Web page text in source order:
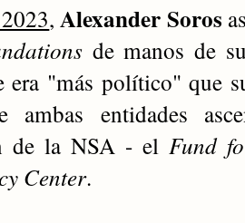
, Alexander Soros
de manos de
era "más político" que
ambas entidades
de la NSA - el Fund
Center.